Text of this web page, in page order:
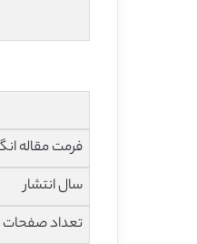
فرمت مقاله
سال انتشار
تعداد صفحات